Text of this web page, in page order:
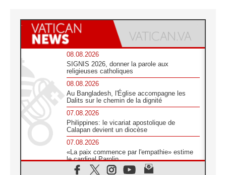
08.08.2026
SIGNIS 2026, donner la parole aux
religieuses catholiques
08.08.2026
Au Bangladesh, l'Église accompagne les
Dalits sur le chemin de la dignité
07.08.2026
Philippines: le vicariat apostolique de
Calapan devient un diocèse
07.08.2026
«La paix commence par l'empathie» estime
le cardinal Parolin
07.08.2026